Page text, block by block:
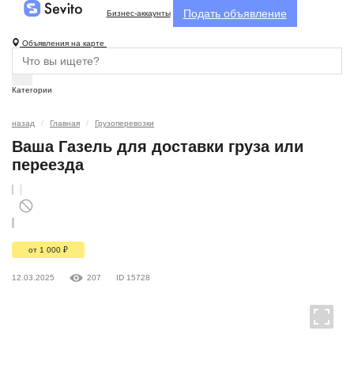
Бизнес-аккаунты Подать объявление
Объявления на карте
Категории
назад Главная Грузоперевозки
Ваша Газель для доставки груза или
переезда
от 1 000 ₽
12.03.2025 207 ID 15728